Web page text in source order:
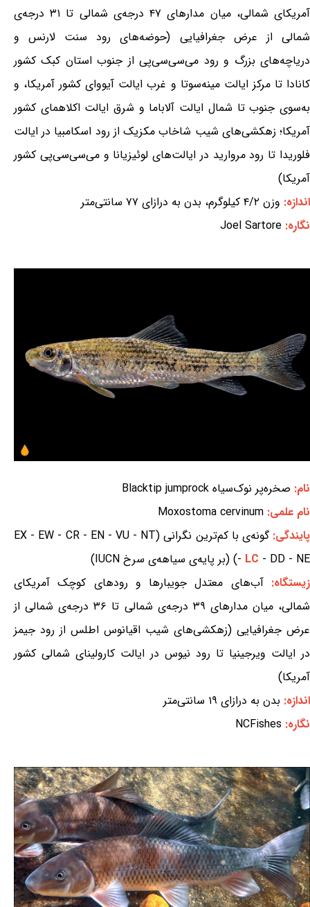
آمریکای شمالی، میان مدارهای ۴۷ درجه‌ی شمالی تا ۳۱ درجه‌ی
شمالی از عرض جغرافیایی (حوضه‌های رود سنت لارنس و
دریاچه‌های بزرگ و رود می‌سی‌سی‌پی از جنوب استان کبک کشور
کانادا تا مرکز ایالت مینه‌سوتا و غرب ایالت آیووای کشور آمریکا، و
به‌سوی جنوب تا شمال ایالت آلاباما و شرق ایالت اکلاهمای کشور
آمریکا؛ زهکشی‌های شیب شاخاب مکزیک از رود اسکامبیا در ایالت
فلوریدا تا رود مروارید در ایالت‌های لوئیزیانا و می‌سی‌سی‌پی کشور
آمریکا)
اندازه: وزن ۴/۲ کیلوگرم، بدن به درازای ۷۷ سانتی‌متر
نگاره: Joel Sartore
نام: صخره‌پر نوک‌سیاه Blacktip jumprock
نام علمی: Moxostoma cervinum
پایندگی:
گونه‌ی با کم‌ترین نگرانی (EX - EW - CR - EN - VU - NT
- LC - DD - NE) (بر پایه‌ی سیاهه‌ی سرخ IUCN)
زیستگاه:آب‌های معتدل جویبارها و رودهای کوچک آمریکای
شمالی، میان مدارهای ۳۹ درجه‌ی شمالی تا ۳۶ درجه‌ی شمالی از
عرض جغرافیایی (زهکشی‌های شیب اقیانوس اطلس از رود جیمز
در ایالت ویرجینیا تا رود نیوس در ایالت کارولینای شمالی کشور
آمریکا)
اندازه: بدن به درازای ۱۹ سانتی‌متر
نگاره: NCFishes